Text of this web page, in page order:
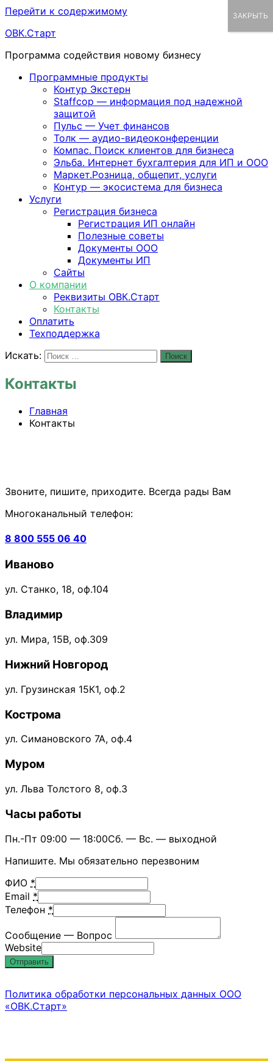
Перейти к содержимому
ОВК.Старт
Программа содействия новому бизнесу
Программные продукты
Контур Экстерн
Staffcop — информация под надежной
защитой
Пульс — Учет финансов
Толк — аудио-видеоконференции
Компас. Поиск клиентов для бизнеса
Эльба. Интернет бухгалтерия для ИП и ООО
Маркет.Розница, общепит, услуги
Контур — экосистема для бизнеса
Услуги
Регистрация бизнеса
Регистрация ИП онлайн
Полезные советы
Документы ООО
Документы ИП
Сайты
О компании
Реквизиты ОВК.Старт
Контакты
Оплатить
Техподдержка
Искать:
Поиск
Контакты
Главная
Контакты
Звоните, пишите, приходите. Всегда рады Вам
Многоканальный телефон:
8 800 555 06 40
Иваново
ул. Станко, 18, оф.104
Владимир
ул. Мира, 15В, оф.309
Нижний Новгород
ул. Грузинская 15К1, оф.2
Кострома
ул. Симановского 7А, оф.4
Муром
ул. Льва Толстого 8, оф.3
Часы работы
Пн.-Пт 09:00 — 18:00Сб. — Вс. — выходной
Напишите. Мы обязательно перезвоним
ФИО *
Email *
Телефон *
Сообщение — Вопрос
Website
Отправить
Политика обработки персональных данных ООО
«ОВК.Старт»
×
ЗАКРЫТЬ